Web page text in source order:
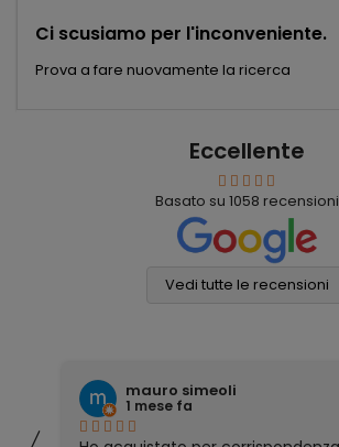
Ci scusiamo per l'inconveniente.
Prova a fare nuovamente la ricerca
Eccellente
Basato su 1058 recensioni
Vedi tutte le recensioni
mauro simeoli
1 mese fa